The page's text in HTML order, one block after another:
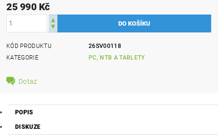
25 990 Kč
KÓD PRODUKTU
26SV00118
KATEGORIE
PC, NTB A TABLETY
Dotaz
POPIS
DISKUZE